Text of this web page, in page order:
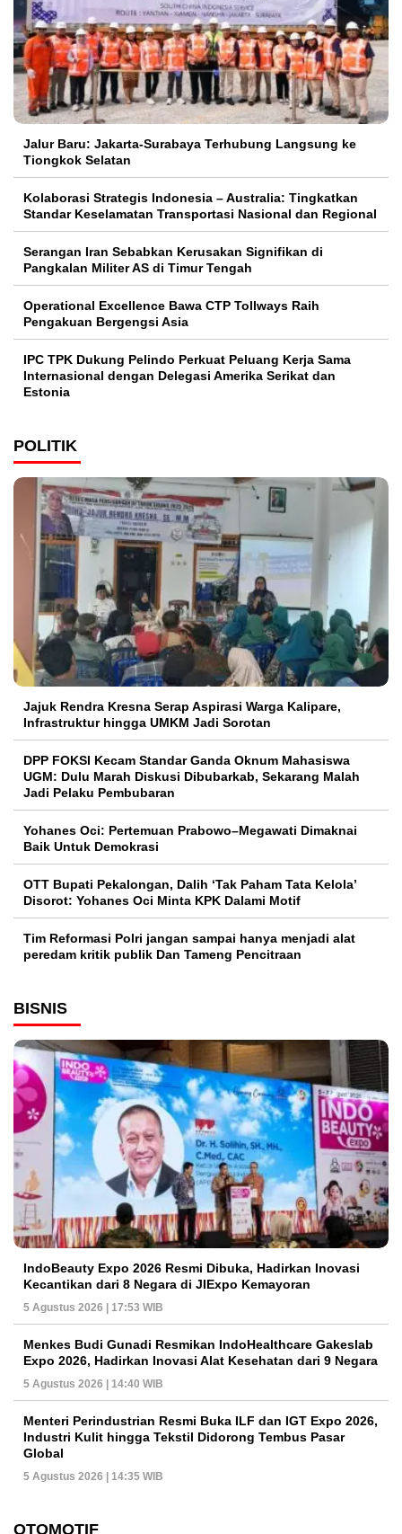
Jalur Baru: Jakarta-Surabaya Terhubung Langsung ke
Tiongkok Selatan
Kolaborasi Strategis Indonesia – Australia: Tingkatkan
Standar Keselamatan Transportasi Nasional dan Regional
Serangan Iran Sebabkan Kerusakan Signifikan di
Pangkalan Militer AS di Timur Tengah
Operational Excellence Bawa CTP Tollways Raih
Pengakuan Bergengsi Asia
IPC TPK Dukung Pelindo Perkuat Peluang Kerja Sama
Internasional dengan Delegasi Amerika Serikat dan
Estonia
POLITIK
Jajuk Rendra Kresna Serap Aspirasi Warga Kalipare,
Infrastruktur hingga UMKM Jadi Sorotan
DPP FOKSI Kecam Standar Ganda Oknum Mahasiswa
UGM: Dulu Marah Diskusi Dibubarkab, Sekarang Malah
Jadi Pelaku Pembubaran
Yohanes Oci: Pertemuan Prabowo–Megawati Dimaknai
Baik Untuk Demokrasi
OTT Bupati Pekalongan, Dalih ‘Tak Paham Tata Kelola’
Disorot: Yohanes Oci Minta KPK Dalami Motif
Tim Reformasi Polri jangan sampai hanya menjadi alat
peredam kritik publik Dan Tameng Pencitraan
BISNIS
IndoBeauty Expo 2026 Resmi Dibuka, Hadirkan Inovasi
Kecantikan dari 8 Negara di JIExpo Kemayoran
5 Agustus 2026 | 17:53 WIB
Menkes Budi Gunadi Resmikan IndoHealthcare Gakeslab
Expo 2026, Hadirkan Inovasi Alat Kesehatan dari 9 Negara
5 Agustus 2026 | 14:40 WIB
Menteri Perindustrian Resmi Buka ILF dan IGT Expo 2026,
Industri Kulit hingga Tekstil Didorong Tembus Pasar
Global
5 Agustus 2026 | 14:35 WIB
OTOMOTIF